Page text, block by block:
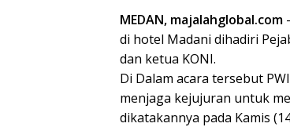
MEDAN, majalahglobal.com
di hotel Madani dihadiri
dan ketua KONI.
Di Dalam acara tersebut
menjaga kejujuran untuk
dikatakannya pada Kamis